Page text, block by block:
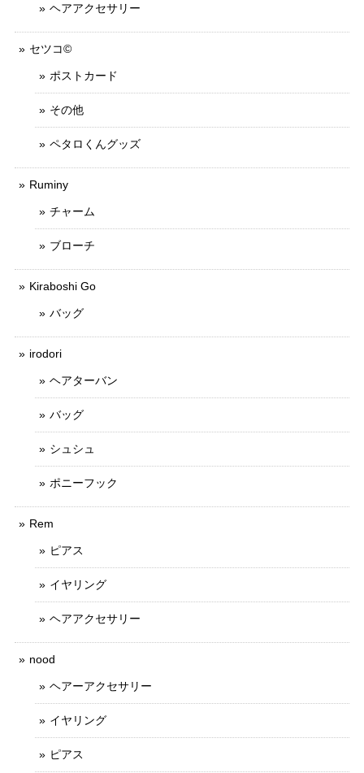
ヘアアクセサリー
セツコ©
ポストカード
その他
ペタロくんグッズ
Ruminy
チャーム
ブローチ
Kiraboshi Go
バッグ
irodori
ヘアターバン
バッグ
シュシュ
ポニーフック
Rem
ピアス
イヤリング
ヘアアクセサリー
nood
ヘアーアクセサリー
イヤリング
ピアス